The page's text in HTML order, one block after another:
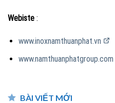
Webiste :
www.inoxnamthuanphat.vn
www.namthuanphatgroup.com
BÀI VIẾT MỚI